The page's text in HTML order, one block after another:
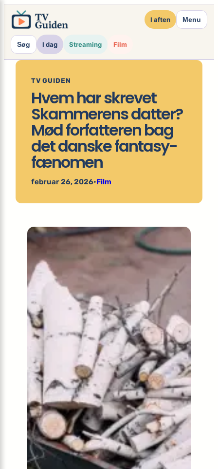
Spring
indhold
I aften Menu
Søg I dag Streaming Film
TV GUIDEN
Hvem har skrevet
Skammerens datter?
Mød forfatteren bag
det danske fantasy-
fænomen
februar 26, 2026•Film